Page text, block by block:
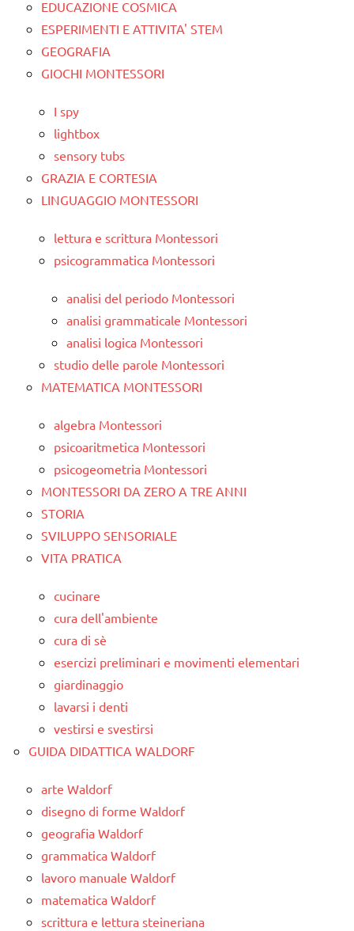
EDUCAZIONE COSMICA
ESPERIMENTI E ATTIVITA' STEM
GEOGRAFIA
GIOCHI MONTESSORI
I spy
lightbox
sensory tubs
GRAZIA E CORTESIA
LINGUAGGIO MONTESSORI
lettura e scrittura Montessori
psicogrammatica Montessori
analisi del periodo Montessori
analisi grammaticale Montessori
analisi logica Montessori
studio delle parole Montessori
MATEMATICA MONTESSORI
algebra Montessori
psicoaritmetica Montessori
psicogeometria Montessori
MONTESSORI DA ZERO A TRE ANNI
STORIA
SVILUPPO SENSORIALE
VITA PRATICA
cucinare
cura dell'ambiente
cura di sè
esercizi preliminari e movimenti elementari
giardinaggio
lavarsi i denti
vestirsi e svestirsi
GUIDA DIDATTICA WALDORF
arte Waldorf
disegno di forme Waldorf
geografia Waldorf
grammatica Waldorf
lavoro manuale Waldorf
matematica Waldorf
scrittura e lettura steineriana